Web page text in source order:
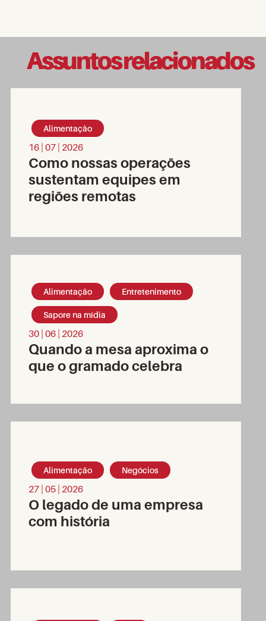
Assuntos relacionados
Alimentação
16 | 07 | 2026
Como nossas operações
sustentam equipes em
regiões remotas
Alimentação Entretenimento
Sapore na mídia
30 | 06 | 2026
Quando a mesa aproxima o
que o gramado celebra
Alimentação Negócios
27 | 05 | 2026
O legado de uma empresa
com história